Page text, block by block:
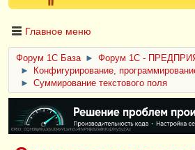
Главное меню
Форум 1C База ►
Форум 1С -
►
Конфигурирование,
►
Суммирование текстового поля
ERID: CQH36pWzJqVJD4xVLsnhcU4hVPNjkBZe8KKxjJiYySyZAz